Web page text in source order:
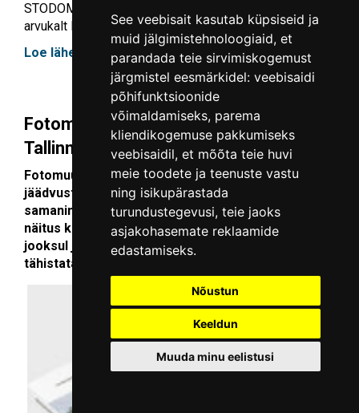
See veebisait kasutab küpsiseid ja
muid jälgimistehnoloogiaid, et
parandada teie sirvimiskogemust
järgmistel eesmärkidel: veebisaidi
põhifunktsioonide
võimaldamiseks, parema
kliendikogemuse pakkumiseks
veebisaidil, et mõõta teie huvi
meie toodete ja teenuste vastu
ning isikupärastada
turundustegevusi, teie jaoks
asjakohasemate reklaamide
edastamiseks.
Nõustun
Keeldun
Muuda minu eelistusi
STODOMi vaatepunktist. Kakskeelne raamat sisaldab
arvukalt lisamaterjale, seletusi ja fotosid.
Loe lähemalt
Fotomuuseumi kogumik “Päev
Tallinnas 2020”
Fotomuuseumi kogumik “Päev Tallinnas 2020”
jäädvustab muuseumis 2020. aastal toimunud
samanimelise näituse materjalid.Nii raamat kui
näitus kajastavad 11 fotograafi ühe ööpäeva
jooksul jäädvustatud fotosid 15. maist, mil
tähistatakse Tallinna päeva.